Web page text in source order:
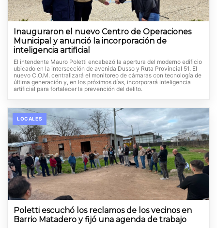
Inauguraron el nuevo Centro de Operaciones
Municipal y anunció la incorporación de
inteligencia artificial
El intendente Mauro Poletti encabezó la apertura del moderno edificio
ubicado en la intersección de avenida Dusso y Ruta Provincial 51. El
nuevo C.O.M. centralizará el monitoreo de cámaras con tecnología de
última generación y, en los próximos días, incorporará inteligencia
artificial para fortalecer la prevención del delito.
LOCALES
Poletti escuchó los reclamos de los vecinos en
Barrio Matadero y fijó una agenda de trabajo